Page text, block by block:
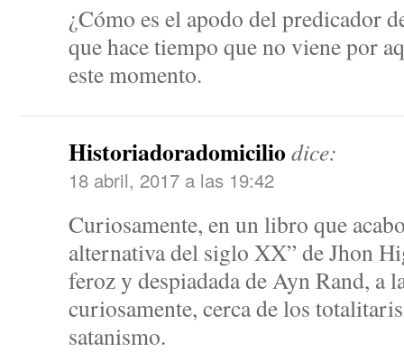
¿Cómo es el apodo del predicador
que hace tiempo que no viene por
este momento.
Historiadoradomiciliodice:
18 abril, 2017 a las 19:42
Curiosamente, en un libro que
alternativa del siglo XX” de Jhon
feroz y despiadada de Ayn Rand, a
curiosamente, cerca de los
satanismo.